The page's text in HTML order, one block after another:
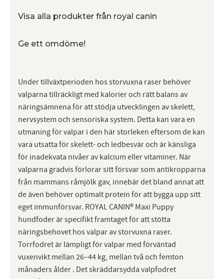
Visa alla produkter från royal canin
Ge ett omdöme!
Under tillväxtperioden hos storvuxna raser behöver
valparna tillräckligt med kalorier och rätt balans av
näringsämnena för att stödja utvecklingen av skelett,
nervsystem och sensoriska system. Detta kan vara en
utmaning för valpar i den här storleken eftersom de kan
vara utsatta för skelett- och ledbesvär och är känsliga
för inadekvata nivåer av kalcium eller vitaminer. När
valparna gradvis förlorar sitt försvar som antikropparna
från mammans råmjölk gav, innebär det bland annat att
de även behöver optimalt protein för att bygga upp sitt
eget immunförsvar. ROYAL CANIN® Maxi Puppy
hundfoder är specifikt framtaget för att stötta
näringsbehovet hos valpar av storvuxna raser.
Torrfodret är lämpligt för valpar med förväntad
vuxenvikt mellan 26–44 kg, mellan två och femton
månaders ålder . Det skräddarsydda valpfodret